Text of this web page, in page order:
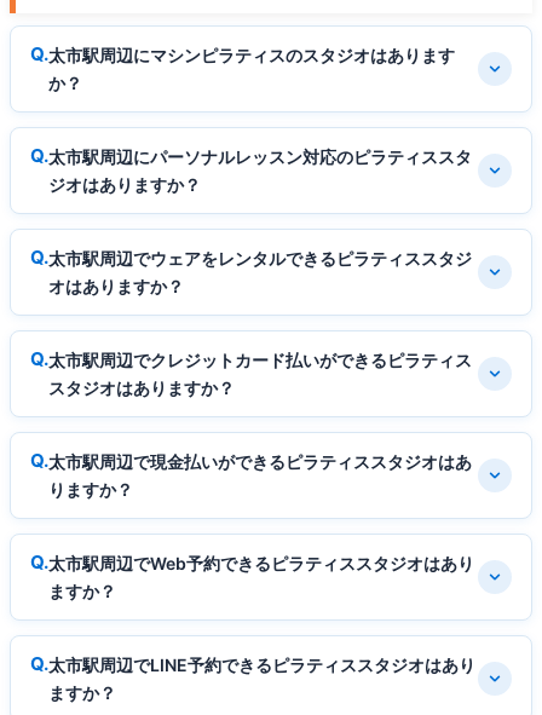
太市駅周辺にマシンピラティスのスタジオはあります
か？
太市駅周辺にパーソナルレッスン対応のピラティススタ
ジオはありますか？
太市駅周辺でウェアをレンタルできるピラティススタジ
オはありますか？
太市駅周辺でクレジットカード払いができるピラティス
スタジオはありますか？
太市駅周辺で現金払いができるピラティススタジオはあ
りますか？
太市駅周辺でWeb予約できるピラティススタジオはあり
ますか？
太市駅周辺でLINE予約できるピラティススタジオはあり
ますか？